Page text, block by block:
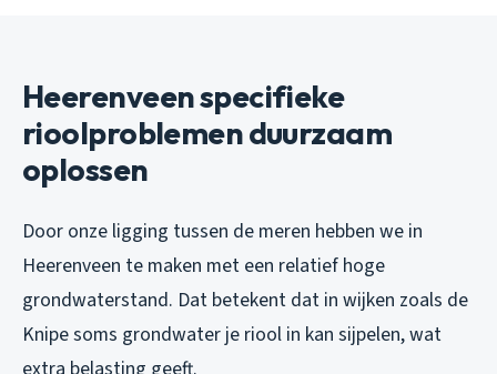
Heerenveen specifieke
rioolproblemen duurzaam
oplossen
Door onze ligging tussen de meren hebben we in
Heerenveen te maken met een relatief hoge
grondwaterstand. Dat betekent dat in wijken zoals de
Knipe soms grondwater je riool in kan sijpelen, wat